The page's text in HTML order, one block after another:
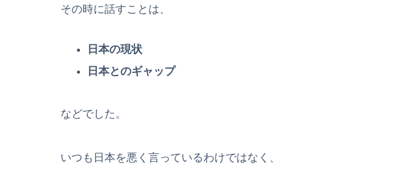
その時に話すことは、
日本の現状
日本とのギャップ
などでした。
いつも日本を悪く言っているわけではなく、